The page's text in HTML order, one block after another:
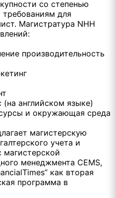
со степенью
требованиям для
Магистратура NHH
производительность
английском языке)
и окружающая среда
магистерскую
учета и
магистерской
менеджмента CEMS,
как вторая
программа в